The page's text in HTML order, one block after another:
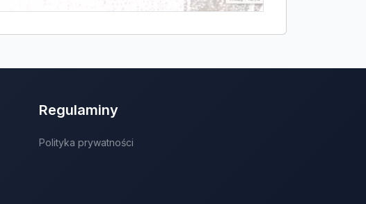
Regulaminy
Polityka prywatności